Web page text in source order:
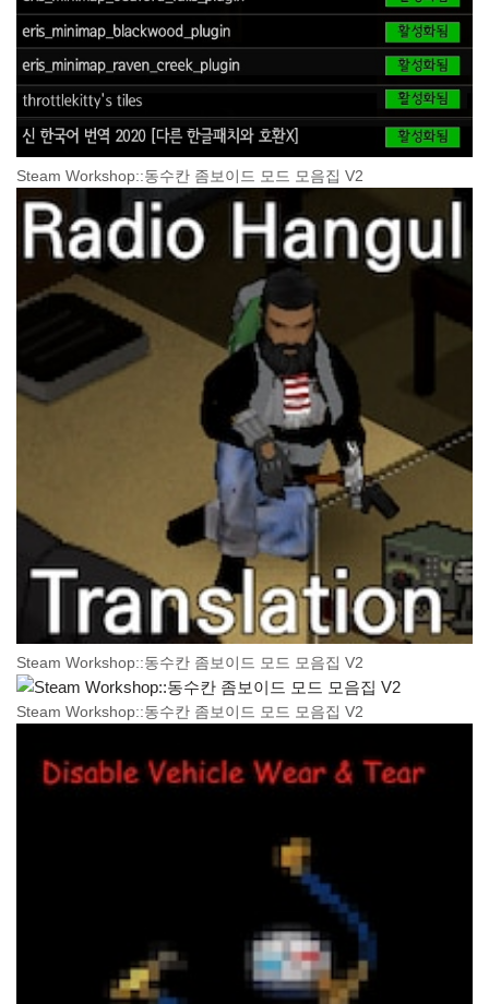
Steam Workshop::동수칸 좀보이드 모드 모음집 V2
Steam Workshop::동수칸 좀보이드 모드 모음집 V2
Steam Workshop::동수칸 좀보이드 모드 모음집 V2